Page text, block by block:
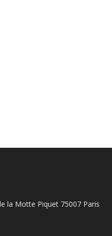
la Motte Piquet 75007 Paris